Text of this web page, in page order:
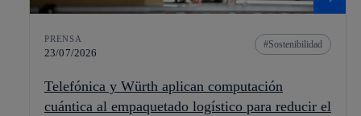
PRENSA
23/07/2026
Sostenibilidad
Telefónica y Würth aplican computación
cuántica al empaquetado logístico para reducir el